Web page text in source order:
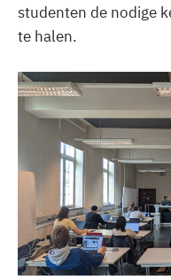
studenten de nodige
te halen.